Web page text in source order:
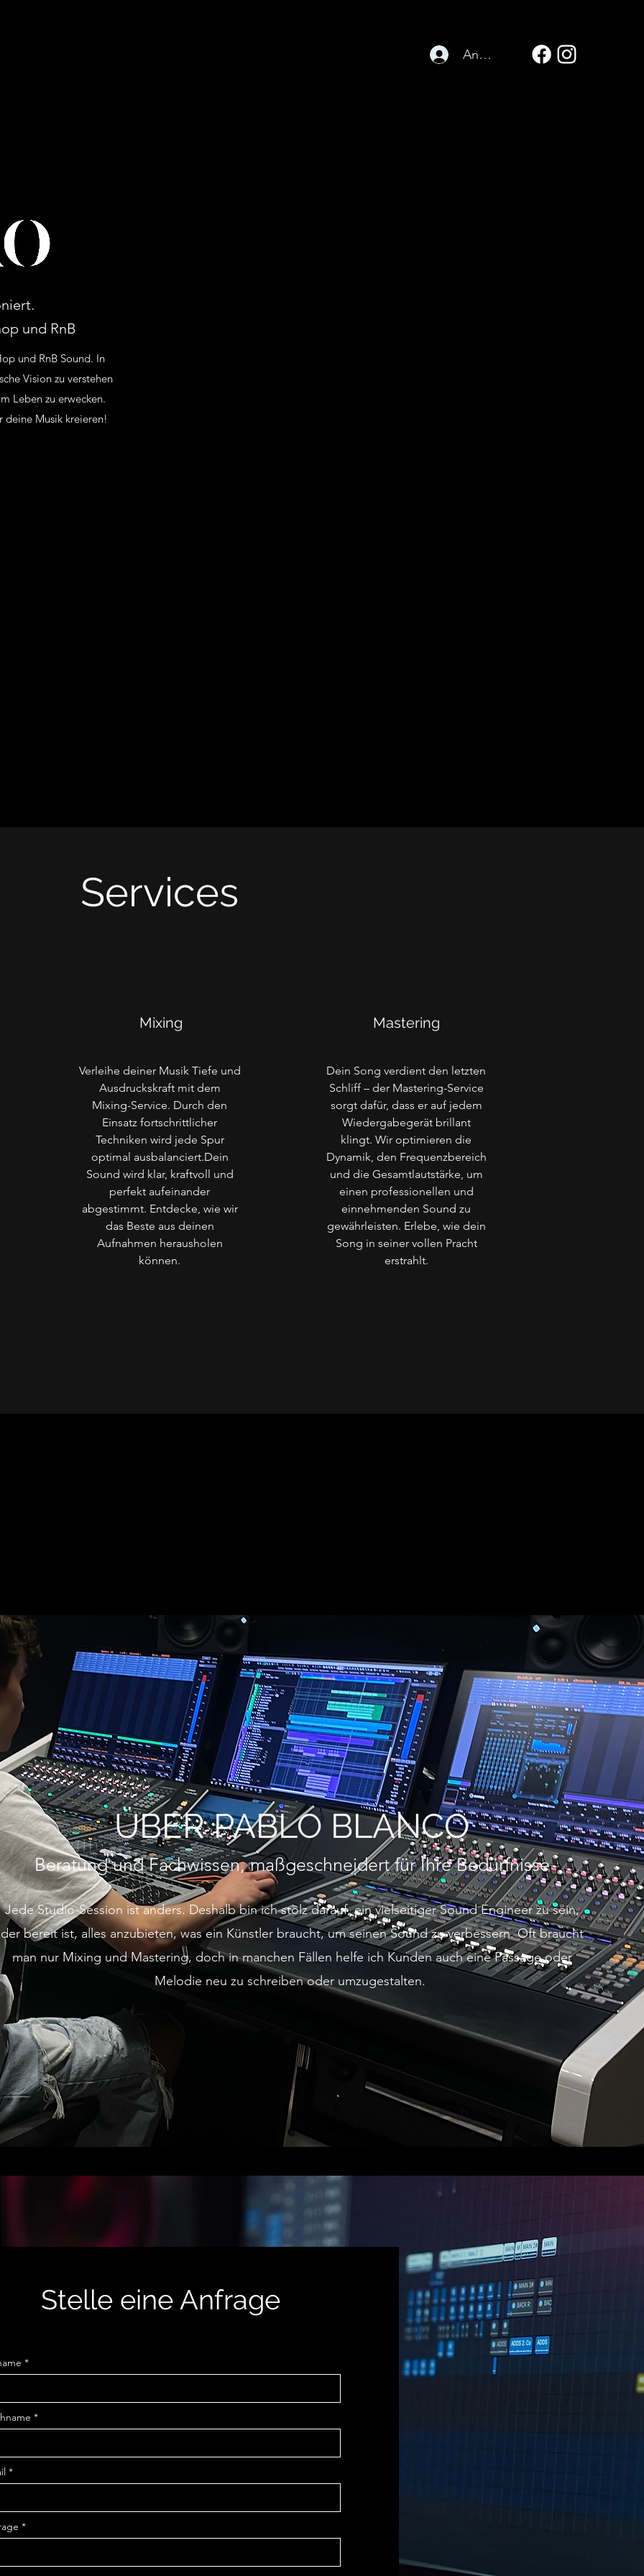
Anmelden
und RnB
und RnB Sound. In
Vision zu verstehen
Leben zu erwecken.
deine Musik kreieren!
Services
Mixing
Verleihe deiner Musik Tiefe und
Ausdruckskraft mit dem
Mixing-Service. Durch den
Einsatz fortschrittlicher
Techniken wird jede Spur
optimal ausbalanciert.Dein
Sound wird klar, kraftvoll und
perfekt aufeinander
abgestimmt. Entdecke, wie wir
das Beste aus deinen
Aufnahmen herausholen
können.
Mastering
Dein Song verdient den letzten
Schliff – der Mastering-Service
sorgt dafür, dass er auf jedem
Wiedergabegerät brillant
klingt. Wir optimieren die
Dynamik, den Frequenzbereich
und die Gesamtlautstärke, um
einen professionellen und
einnehmenden Sound zu
gewährleisten. Erlebe, wie dein
Song in seiner vollen Pracht
erstrahlt.
ÜBER PABLO BLANCO
Beratung und Fachwissen, maßgeschneidert für Ihre Bedürfnisse
Jede Studio-Session ist anders. Deshalb bin ich stolz darauf, ein vielseitiger Sound Engineer zu sein,
der bereit ist, alles anzubieten, was ein Künstler braucht, um seinen Sound zu verbessern. Oft braucht
man nur Mixing und Mastering, doch in manchen Fällen helfe ich Kunden auch eine Passage oder
Melodie neu zu schreiben oder umzugestalten.
Stelle eine Anfrage